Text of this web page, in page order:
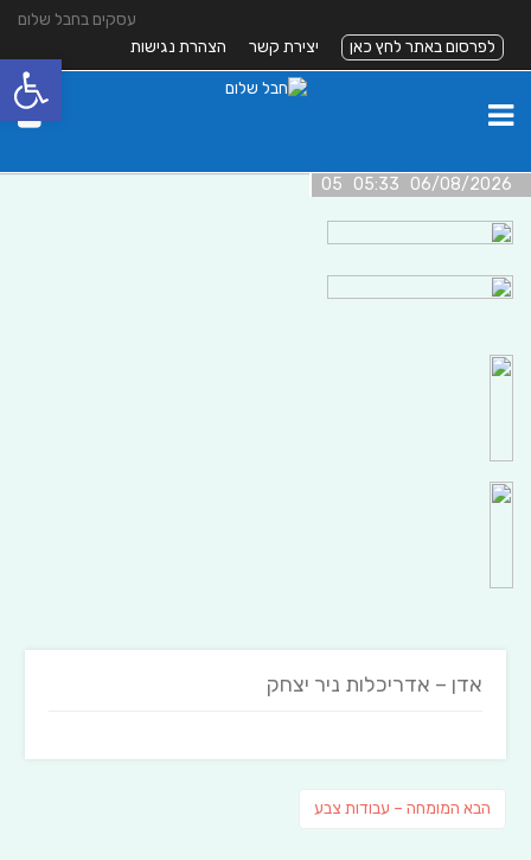
עסקים בחבל שלום
לפרסום באתר לחץ כאן
יצירת קשר הצהרת נגישות
06/08/2026 05:33 05
אדן – אדריכלות ניר יצחק
הבא פוסט
המומחה – עבודות צבע
פתח